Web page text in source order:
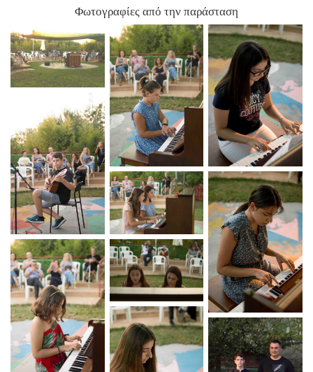
Φωτογραφίες από την παράσταση